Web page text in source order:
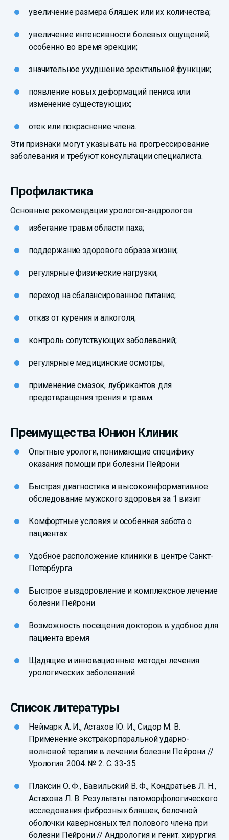
увеличение размера бляшек или их количества;
увеличение интенсивности болевых ощущений,
особенно во время эрекции;
значительное ухудшение эректильной функции;
появление новых деформаций пениса или
изменение существующих;
отек или покраснение члена.
Эти признаки могут указывать на прогрессирование
заболевания и требуют консультации специалиста.
Профилактика
Основные рекомендации урологов-андрологов:
избегание травм области паха;
поддержание здорового образа жизни;
регулярные физические нагрузки;
переход на сбалансированное питание;
отказ от курения и алкоголя;
контроль сопутствующих заболеваний;
регулярные медицинские осмотры;
применение смазок, лубрикантов для
предотвращения трения и травм.
Преимущества Юнион Клиник
Опытные урологи, понимающие специфику
оказания помощи при болезни Пейрони
Быстрая диагностика и высокоинформативное
обследование мужского здоровья за 1 визит
Комфортные условия и особенная забота о
пациентах
Удобное расположение клиники в центре Санкт-
Петербурга
Быстрое выздоровление и комплексное лечение
болезни Пейрони
Возможность посещения докторов в удобное для
пациента время
Щадящие и инновационные методы лечения
урологических заболеваний
Список литературы
Неймарк А. И., Астахов Ю. И., Сидор М. В.
Применение экстракорпоральной ударно-
волновой терапии в лечении болезни Пейрони //
Урология. 2004. № 2. C. 33-35.
Плаксин О. Ф., Бавильский В. Ф., Кондратьев Л. Н.,
Астахова Л. В. Результаты патоморфологического
исследования фиброзных бляшек, белочной
оболочки кавернозных тел полового члена при
болезни Пейрони // Андрология и генит. хирургия.